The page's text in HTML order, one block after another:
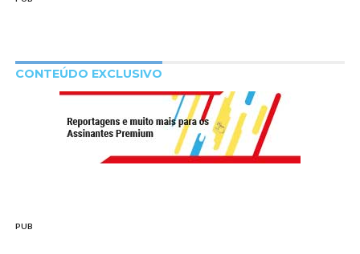
CONTEÚDO EXCLUSIVO
PUB